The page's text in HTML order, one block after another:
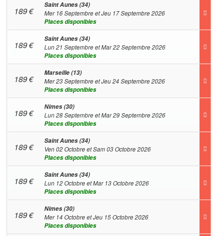
189€
Saint Aunes (34)
Mer 16 Septembre et Jeu 17 Septembre 2026
Places disponibles
189€
Saint Aunes (34)
Lun 21 Septembre et Mar 22 Septembre 2026
Places disponibles
189€
Marseille (13)
Mer 23 Septembre et Jeu 24 Septembre 2026
Places disponibles
189€
Nimes (30)
Lun 28 Septembre et Mar 29 Septembre 2026
Places disponibles
189€
Saint Aunes (34)
Ven 02 Octobre et Sam 03 Octobre 2026
Places disponibles
189€
Saint Aunes (34)
Lun 12 Octobre et Mar 13 Octobre 2026
Places disponibles
189€
Nimes (30)
Mer 14 Octobre et Jeu 15 Octobre 2026
Places disponibles